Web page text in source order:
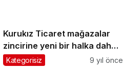
Kurukız Ticaret mağazalar
zincirine yeni bir halka daha
kattı
Kategorisiz 9 yıl önce